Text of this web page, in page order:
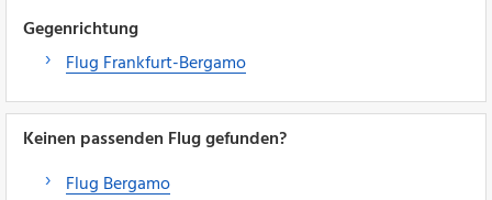
Gegenrichtung
Flug Frankfurt-Bergamo
Keinen passenden Flug gefunden?
Flug Bergamo